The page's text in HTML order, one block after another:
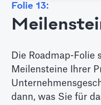
Folie 13:
Die Roadmap-
Meilensteine Ihrer
dann, was Sie für